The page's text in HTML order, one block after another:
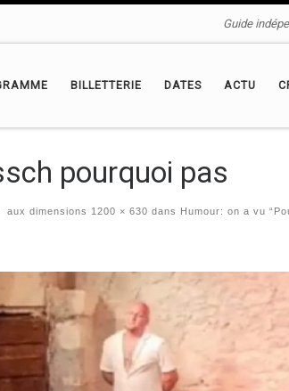
Guide
BILLETTERIE DATES ACTU
pourquoi pas
aux dimensions 1200 × 630 dans Humour: on a vu
images